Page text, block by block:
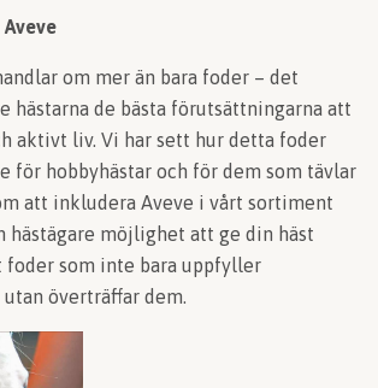
om mer än bara foder – det
hästarna de bästa förutsättningarna att
aktivt liv. Vi har sett hur detta foder
för hobbyhästar och för dem som tävlar
att inkludera Aveve i vårt sortiment
hästägare möjlighet att ge din häst
foder som inte bara uppfyller
överträffar dem.